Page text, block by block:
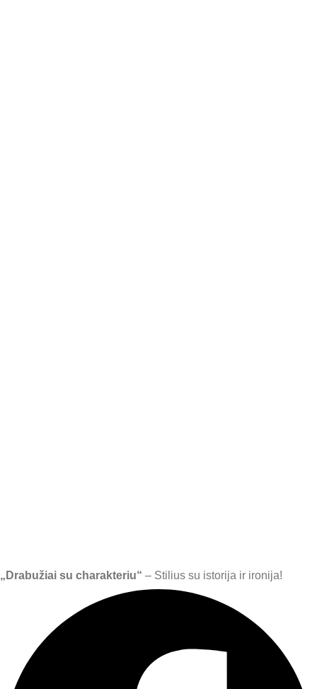
„Drabužiai su charakteriu“ – Stilius su istorija ir ironija!